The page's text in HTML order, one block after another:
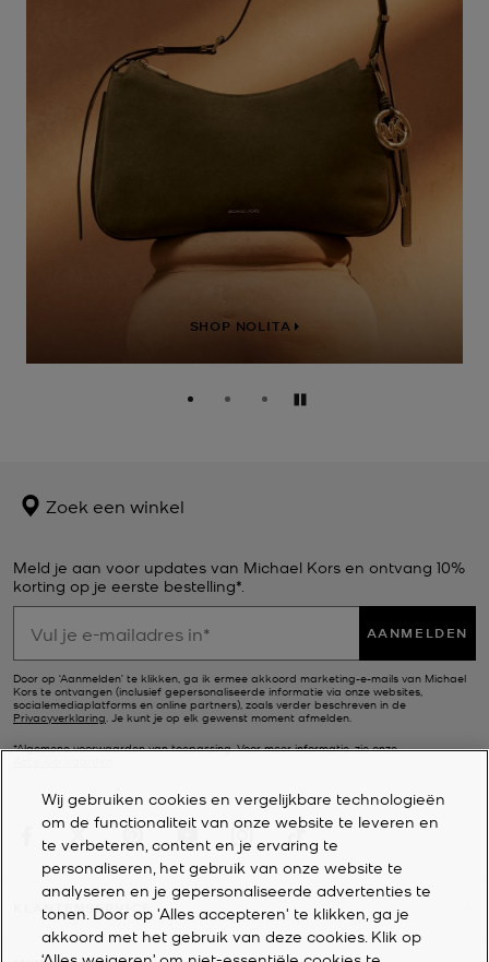
SHOP NOLITA
Pauzeren
Zoek een winkel
Meld je aan voor updates van Michael Kors en ontvang 10%
korting op je eerste bestelling*.
AANMELDEN
Door op ‘Aanmelden’ te klikken, ga ik ermee akkoord marketing-e-mails van Michael
Kors te ontvangen (inclusief gepersonaliseerde informatie via onze websites,
socialemediaplatforms en online partners), zoals verder beschreven in de
Privacyverklaring. Je kunt je op elk gewenst moment afmelden.
*Algemene voorwaarden van toepassing. Voor meer informatie, zie onze
KLANTENSERVICE
Wij gebruiken cookies en vergelijkbare technologieën
om de functionaliteit van onze website te leveren en
te verbeteren, content en je ervaring te
personaliseren, het gebruik van onze website te
analyseren en je gepersonaliseerde advertenties te
tonen. Door op 'Alles accepteren' te klikken, ga je
akkoord met het gebruik van deze cookies. Klik op